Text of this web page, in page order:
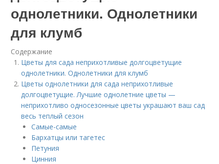
однолетники. Однолетники
для клумб
Содержание
Цветы для сада неприхотливые долгоцветущие
однолетники. Однолетники для клумб
Цветы однолетники для сада неприхотливые
долгоцветущие. Лучшие однолетние цветы —
неприхотливо односезонные цветы украшают ваш сад
весь теплый сезон
Самые-самые
Бархатцы или тагетес
Петуния
Цинния